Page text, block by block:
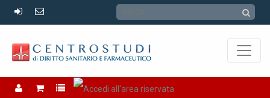
Azienda Sanitaria